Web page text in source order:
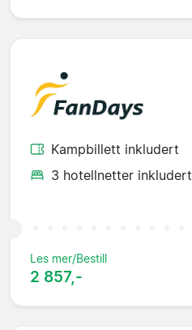
Kampbillett inkludert
3 hotellnetter inkludert
Les mer/Bestill
2 857,-